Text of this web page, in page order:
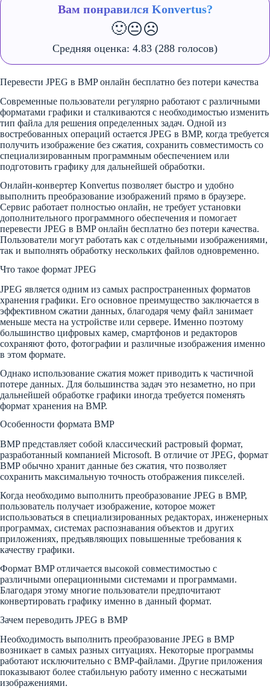
Вам понравился Konvertus?
🙂😐☹️
Средняя оценка: 4.83 (288 голосов)
Перевести JPEG в BMP онлайн бесплатно без потери качества
Современные пользователи регулярно работают с различными
форматами графики и сталкиваются с необходимостью изменить
тип файла для решения определенных задач. Одной из
востребованных операций остается JPEG в BMP, когда требуется
получить изображение без сжатия, сохранить совместимость со
специализированным программным обеспечением или
подготовить графику для дальнейшей обработки.
Онлайн-конвертер Konvertus позволяет быстро и удобно
выполнить преобразование изображений прямо в браузере.
Сервис работает полностью онлайн, не требует установки
дополнительного программного обеспечения и помогает
перевести JPEG в BMP онлайн бесплатно без потери качества.
Пользователи могут работать как с отдельными изображениями,
так и выполнять обработку нескольких файлов одновременно.
Что такое формат JPEG
JPEG является одним из самых распространенных форматов
хранения графики. Его основное преимущество заключается в
эффективном сжатии данных, благодаря чему файл занимает
меньше места на устройстве или сервере. Именно поэтому
большинство цифровых камер, смартфонов и редакторов
сохраняют фото, фотографии и различные изображения именно
в этом формате.
Однако использование сжатия может приводить к частичной
потере данных. Для большинства задач это незаметно, но при
дальнейшей обработке графики иногда требуется поменять
формат хранения на BMP.
Особенности формата BMP
BMP представляет собой классический растровый формат,
разработанный компанией Microsoft. В отличие от JPEG, формат
BMP обычно хранит данные без сжатия, что позволяет
сохранить максимальную точность отображения пикселей.
Когда необходимо выполнить преобразование JPEG в BMP,
пользователь получает изображение, которое может
использоваться в специализированных редакторах, инженерных
программах, системах распознавания объектов и других
приложениях, предъявляющих повышенные требования к
качеству графики.
Формат BMP отличается высокой совместимостью с
различными операционными системами и программами.
Благодаря этому многие пользователи предпочитают
конвертировать графику именно в данный формат.
Зачем переводить JPEG в BMP
Необходимость выполнить преобразование JPEG в BMP
возникает в самых разных ситуациях. Некоторые программы
работают исключительно с BMP-файлами. Другие приложения
показывают более стабильную работу именно с несжатыми
изображениями.